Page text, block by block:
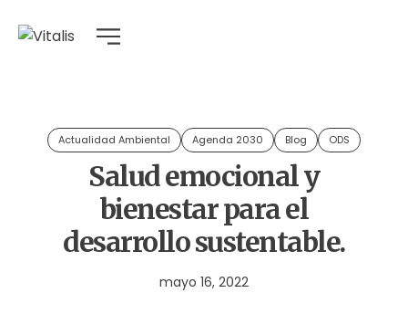
Actualidad Ambiental Agenda 2030 Blog ODS
Salud emocional y
bienestar para el
desarrollo sustentable.
mayo 16, 2022